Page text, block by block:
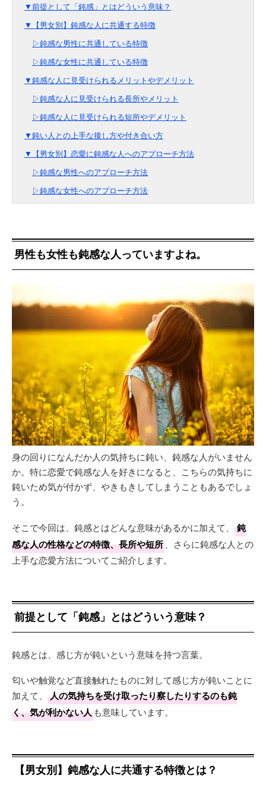
▼前提として「鈍感」とはどういう意味？
▼【男女別】鈍感な人に共通する特徴
▷鈍感な男性に共通している特徴
▷鈍感な女性に共通している特徴
▼鈍感な人に見受けられるメリットやデメリット
▷鈍感な人に見受けられる長所やメリット
▷鈍感な人に見受けられる短所やデメリット
▼鈍い人との上手な接し方や付き合い方
▼【男女別】恋愛に鈍感な人へのアプローチ方法
▷鈍感な男性へのアプローチ方法
▷鈍感な女性へのアプローチ方法
男性も女性も鈍感な人っていますよね。
身の回りになんだか人の気持ちに鈍い、鈍感な人がいません
か。特に恋愛で鈍感な人を好きになると、こちらの気持ちに
鈍いため気が付かず、やきもきしてしまうこともあるでしょ
う。
そこで今回は、鈍感とはどんな意味があるかに加えて、
鈍
感な人の性格などの特徴、長所や短所 、さらに鈍感な人との
上手な恋愛方法についてご紹介します。
前提として「鈍感」とはどういう意味？
鈍感とは、感じ方が鈍いという意味を持つ言葉。
匂いや触覚など直接触れたものに対して感じ方が鈍いことに
加えて、
人の気持ちを受け取ったり察したりするのも鈍
く、気が利かない人 も意味しています。
【男女別】鈍感な人に共通する特徴とは？